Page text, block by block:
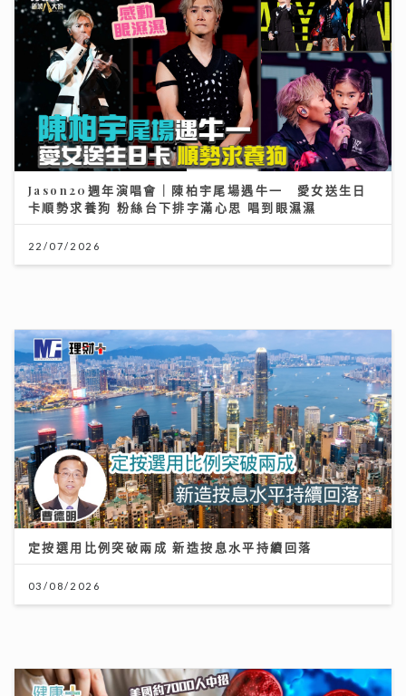
Jason20週年演唱會｜陳柏宇尾場遇牛一 愛女送生日
卡順勢求養狗 粉絲台下排字滿心思 唱到眼濕濕
22/07/2026
定按選用比例突破兩成 新造按息水平持續回落
03/08/2026